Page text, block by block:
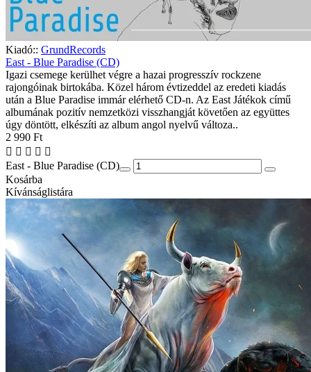
Kiadó:: GrundRecords
East - Blue Paradise (CD)
Igazi csemege kerülhet végre a hazai progresszív rockzene
rajongóinak birtokába. Közel három évtizeddel az eredeti kiadás
után a Blue Paradise immár elérhető CD-n. Az East Játékok című
albumának pozitív nemzetközi visszhangját követően az együttes
úgy döntött, elkészíti az album angol nyelvű változa..
2 990 Ft
East - Blue Paradise (CD)
Kosárba
Kívánságlistára